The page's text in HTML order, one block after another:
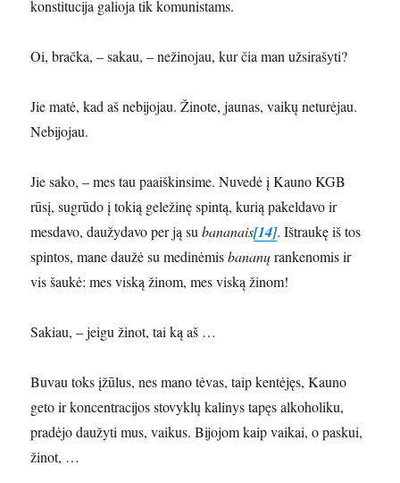
konstitucija galioja tik komunistams.
Oi, bračka, – sakau, – nežinojau, kur čia man užsirašyti?
Jie matė, kad aš nebijojau. Žinote, jaunas, vaikų neturėjau.
Nebijojau.
Jie sako, – mes tau paaiškinsime. Nuvedė į Kauno KGB
rūsį, sugrūdo į tokią geležinę spintą, kurią pakeldavo ir
mesdavo, daužydavo per ją subananais[14]. Ištraukę iš tos
spintos, mane daužė su medinėmisbananųrankenomis ir
vis šaukė: mes viską žinom, mes viską žinom!
Sakiau, – jeigu žinot, tai ką aš …
Buvau toks įžūlus, nes mano tėvas, taip kentėjęs, Kauno
geto ir koncentracijos stovyklų kalinys tapęs alkoholiku,
pradėjo daužyti mus, vaikus. Bijojom kaip vaikai, o paskui,
žinot, …